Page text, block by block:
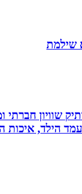
שילמת
שוויון חברתי
הילד,